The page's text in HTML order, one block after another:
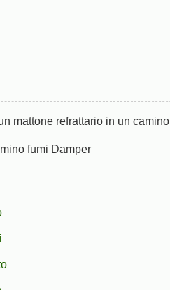
mattone refrattario in un camino
fumi Damper